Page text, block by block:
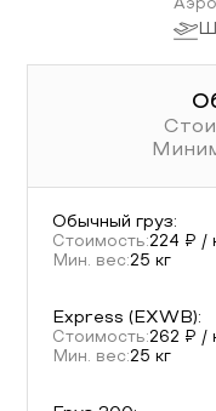
Обычный груз:
Стоимость:224 ₽ /
Мин. вес:25 кг
Express (EXWB):
Стоимость:262 ₽ /
Мин. вес:25 кг